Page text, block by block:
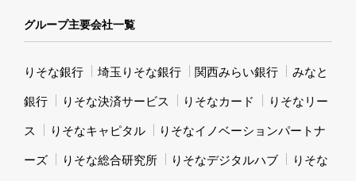
グループ主要会社一覧
りそな銀行 埼玉りそな銀行 関西みらい銀行 みなと
銀行 りそな決済サービス りそなカード りそなリー
ス りそなキャピタル りそなイノベーションパートナ
ーズ りそな総合研究所 りそなデジタルハブ りそな